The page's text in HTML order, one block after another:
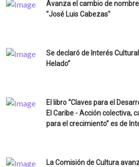
Avanza el cambio de
"José Luis Cabezas"
Se declaró de Interés
Helado”
El libro “Claves para el
El Caribe - Acción colectiva,
para el crecimiento” es de
La Comisión de Cultura